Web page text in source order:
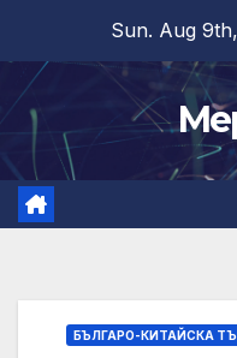
content
Sun. Aug
БЪЛГАРО-КИТАЙСКА